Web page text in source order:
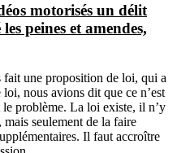
motorisés un délit
peines et amendes,
fait une proposition de loi, qui a
nous avions dit que ce n’est
problème. La loi existe, il n’y
seulement de la faire
Il faut accroître